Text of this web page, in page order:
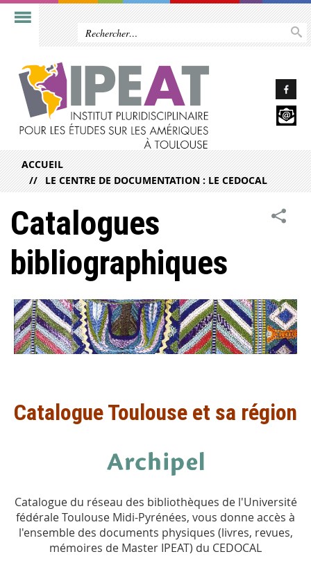
ACCUEIL
LE CENTRE DE DOCUMENTATION : LE CEDOCAL
Catalogues
bibliographiques
Catalogue Toulouse et sa région
Catalogue du réseau des bibliothèques de l'Université
fédérale Toulouse Midi-Pyrénées, vous donne accès à
l'ensemble des documents physiques (livres, revues,
mémoires de Master IPEAT) du CEDOCAL